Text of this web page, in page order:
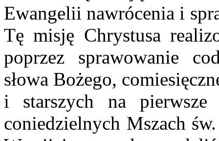
Ewangelii nawrócenia i
Tę misję Chrystusa
poprzez sprawowanie
słowa Bożego,
i starszych na
coniedzielnych Mszach